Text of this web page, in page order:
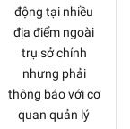
động tại nhiều
địa điểm ngoài
trụ sở chính
nhưng phải
thông báo với cơ
quan quản lý